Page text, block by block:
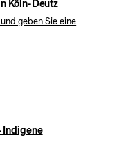
Köln-Deutz
geben Sie eine
Indigene